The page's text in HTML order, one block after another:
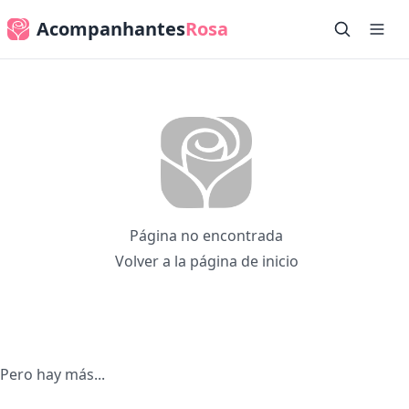
AcompanhantesRosa
Página no encontrada
Volver a la página de inicio
Pero hay más...